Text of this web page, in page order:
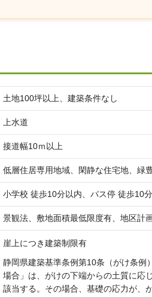
土地100坪以上、建築条件なし
上水道
接道幅10ｍ以上
低層住居専用地域、閑静な住宅地、緑
小学校 徒歩10分以内、バス停 徒歩10
景観法、敷地面積最低限度有、地区計
崖上につき建築制限有
静岡県建築基準条例第10条（がけ条例
場合」は、がけの下端からの土質に応
該当する。その場合、基礎の応力が、